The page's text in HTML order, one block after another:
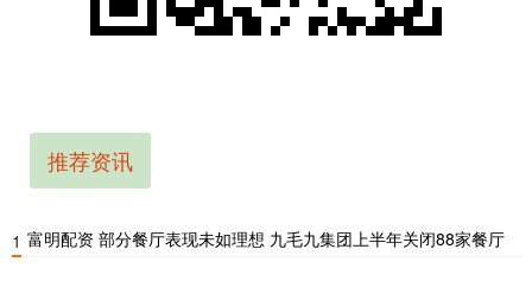
推荐资讯
1 富明配资 部分餐厅表现未如理想 九毛九集团上半年关闭88家餐厅